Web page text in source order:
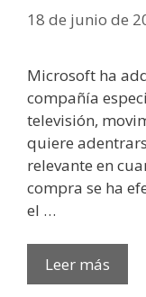
18 de junio de
Microsoft ha
compañía
televisión,
quiere
relevante en
compra se ha
el …
Leer más